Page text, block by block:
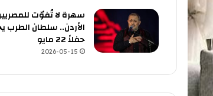
سهرة لا تُفوّت
الأردن.. سلطان الطرب
حفلاً 22 مايو
2026-05-15